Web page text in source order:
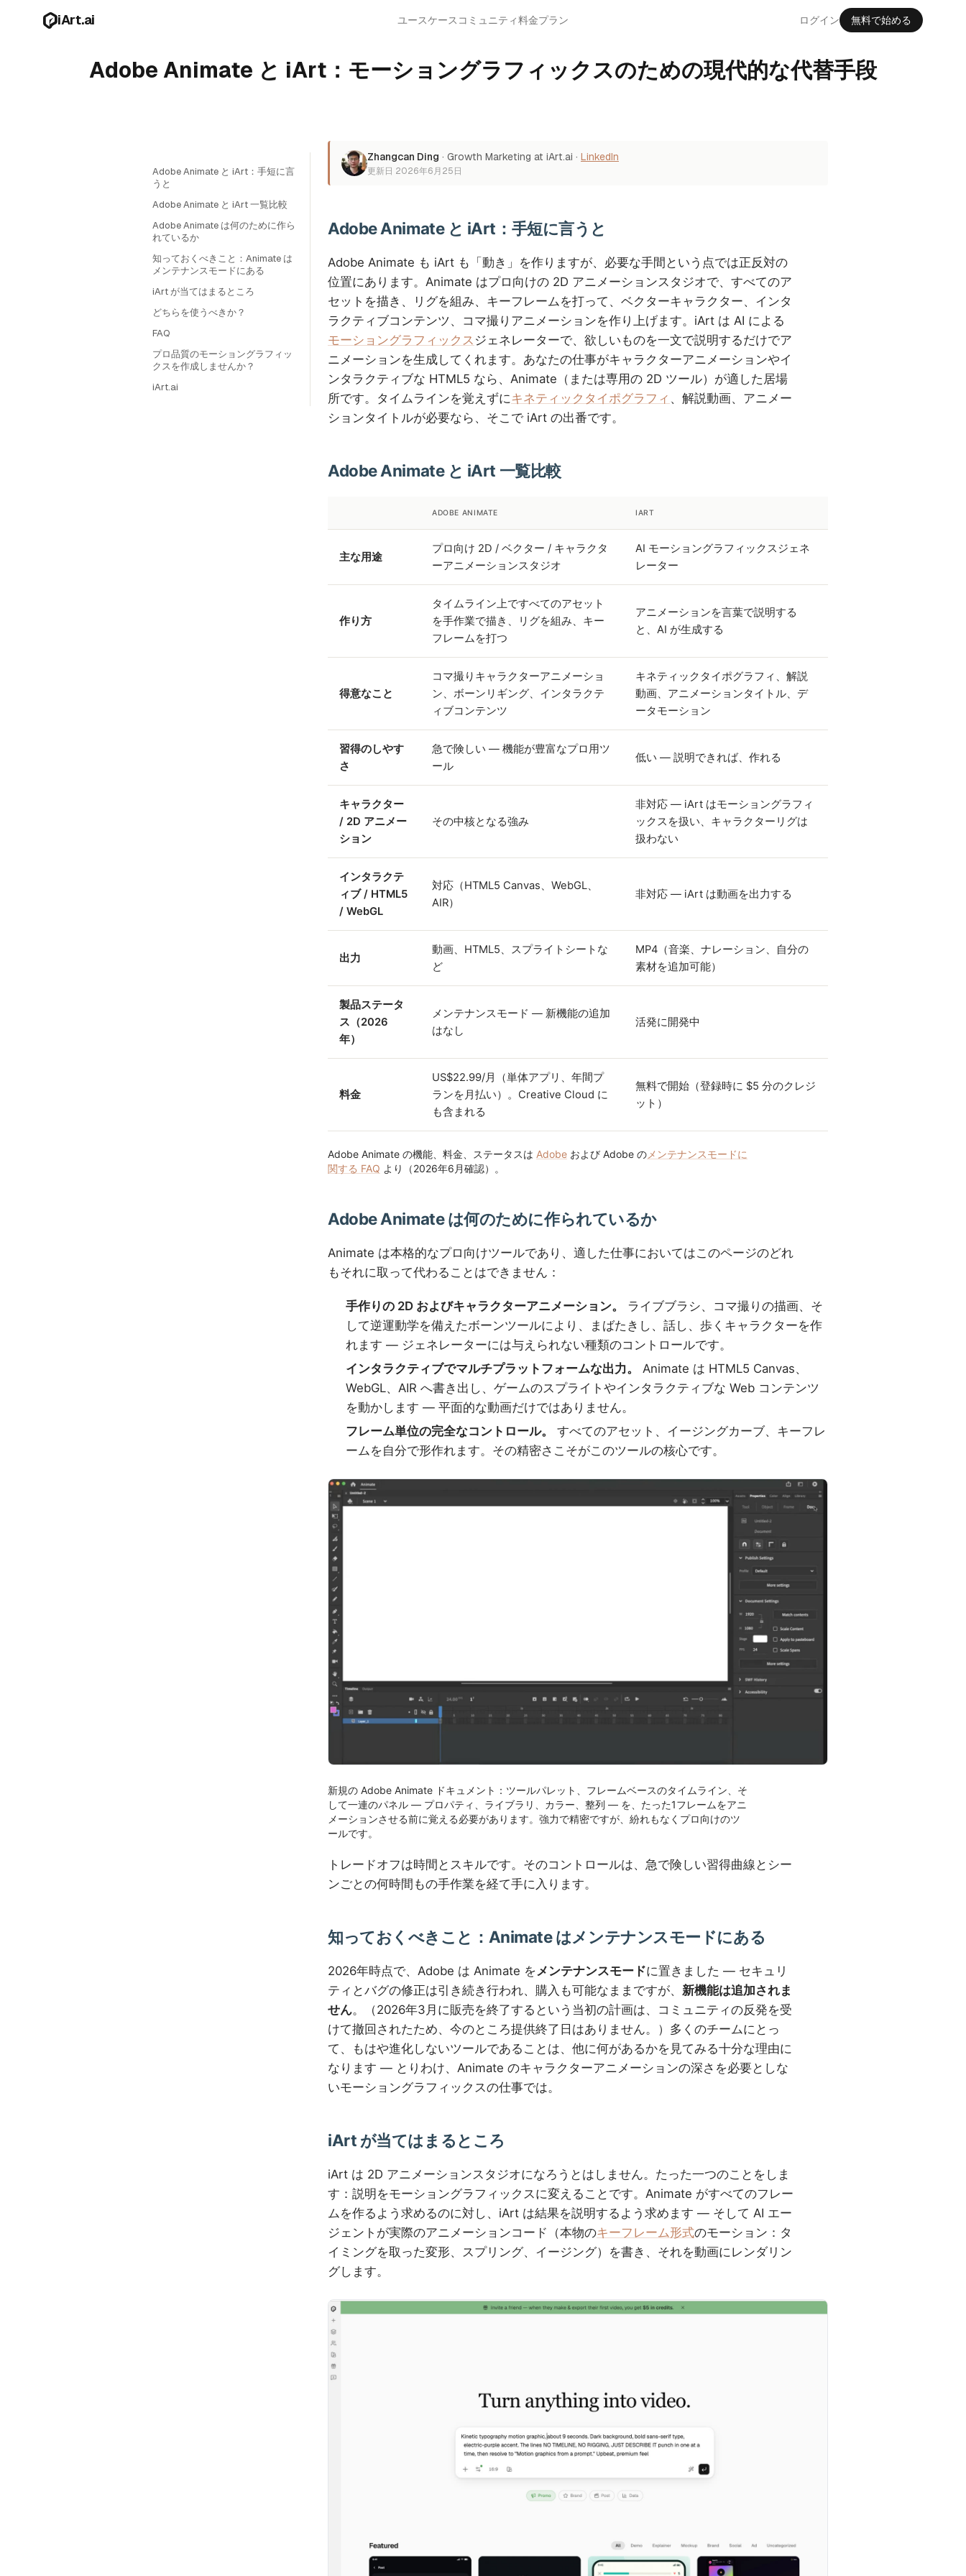
iArt.ai ユースケース コミュニティ料金プラン ログイン 無料で始める
Adobe Animate と iArt：モーショングラフィックスのための現代的な代替手段
Adobe Animate と iArt：手短に言
うと
Adobe Animate と iArt 一覧比較
Adobe Animate は何のために作ら
れているか
知っておくべきこと：Animate は
メンテナンスモードにある
iArt が当てはまるところ
どちらを使うべきか？
FAQ
プロ品質のモーショングラフィッ
クスを作成しませんか？
iArt.ai
Zhangcan Ding · Growth Marketing at iArt.ai · LinkedIn
更新日 2026年6月25日
Adobe Animate と iArt：手短に言うと
Adobe Animate も iArt も「動き」を作りますが、必要な手間という点では正反対の
位置にあります。Animate はプロ向けの 2D アニメーションスタジオで、すべてのア
セットを描き、リグを組み、キーフレームを打って、ベクターキャラクター、インタ
ラクティブコンテンツ、コマ撮りアニメーションを作り上げます。iArt は AI による
モーショングラフィックス ジェネレーターで、欲しいものを一文で説明するだけでア
ニメーションを生成してくれます。あなたの仕事がキャラクターアニメーションやイ
ンタラクティブな HTML5 なら、Animate（または専用の 2D ツール）が適した居場
所です。タイムラインを覚えずにキネティックタイポグラフィ 、解説動画、アニメー
ションタイトルが必要なら、そこで iArt の出番です。
Adobe Animate と iArt 一覧比較
ADOBE ANIMATE IART
主な用途
プロ向け 2D / ベクター / キャラクタ
ーアニメーションスタジオ
AI モーショングラフィックスジェネ
レーター
作り方
タイムライン上ですべてのアセット
を手作業で描き、リグを組み、キー
フレームを打つ
アニメーションを言葉で説明する
と、AI が生成する
得意なこと
コマ撮りキャラクターアニメーショ
ン、ボーンリギング、インタラクテ
ィブコンテンツ
キネティックタイポグラフィ、解説
動画、アニメーションタイトル、デ
ータモーション
習得のしやす
さ
急で険しい — 機能が豊富なプロ用ツ
ール
低い — 説明できれば、作れる
キャラクター
/ 2D アニメー
ション
その中核となる強み
非対応 — iArt はモーショングラフィ
ックスを扱い、キャラクターリグは
扱わない
インタラクテ
ィブ / HTML5
/ WebGL
対応（HTML5 Canvas、WebGL、
AIR）
非対応 — iArt は動画を出力する
出力
動画、HTML5、スプライトシートな
ど
MP4（音楽、ナレーション、自分の
素材を追加可能）
製品ステータ
ス（2026
年）
メンテナンスモード — 新機能の追加
はなし
活発に開発中
料金
US$22.99/月（単体アプリ、年間プ
ランを月払い）。Creative Cloud に
も含まれる
無料で開始（登録時に $5 分のクレジ
ット）
Adobe Animate の機能、料金、ステータスは Adobe および Adobe の メンテナンスモードに
関する FAQ より（2026年6月確認）。
Adobe Animate は何のために作られているか
Animate は本格的なプロ向けツールであり、適した仕事においてはこのページのどれ
もそれに取って代わることはできません：
手作りの 2D およびキャラクターアニメーション。
ライブブラシ、コマ撮りの描画、そ
して逆運動学を備えたボーンツールにより、まばたきし、話し、歩くキャラクターを作
れます — ジェネレーターには与えられない種類のコントロールです。
インタラクティブでマルチプラットフォームな出力。
Animate は HTML5 Canvas、
WebGL、AIR へ書き出し、ゲームのスプライトやインタラクティブな Web コンテンツ
を動かします — 平面的な動画だけではありません。
フレーム単位の完全なコントロール。
すべてのアセット、イージングカーブ、キーフレ
ームを自分で形作れます。その精密さこそがこのツールの核心です。
新規の Adobe Animate ドキュメント：ツールパレット、フレームベースのタイムライン、そ
して一連のパネル — プロパティ、ライブラリ、カラー、整列 — を、たった1フレームをアニ
メーションさせる前に覚える必要があります。強力で精密ですが、紛れもなくプロ向けのツ
ールです。
トレードオフは時間とスキルです。そのコントロールは、急で険しい習得曲線とシー
ンごとの何時間もの手作業を経て手に入ります。
知っておくべきこと：Animate はメンテナンスモードにある
2026年時点で、Adobe は Animate を メンテナンスモードに置きました — セキュリ
ティとバグの修正は引き続き行われ、購入も可能なままですが、 新機能は追加されま
せん。（2026年3月に販売を終了するという当初の計画は、コミュニティの反発を受
けて撤回されたため、今のところ提供終了日はありません。）多くのチームにとっ
て、もはや進化しないツールであることは、他に何があるかを見てみる十分な理由に
なります — とりわけ、Animate のキャラクターアニメーションの深さを必要としな
いモーショングラフィックスの仕事では。
iArt が当てはまるところ
iArt は 2D アニメーションスタジオになろうとはしません。たった一つのことをしま
す：説明をモーショングラフィックスに変えることです。Animate がすべてのフレー
ムを作るよう求めるのに対し、iArt は結果を説明するよう求めます — そして AI エー
ジェントが実際のアニメーションコード（本物のキーフレーム形式のモーション：タ
イミングを取った変形、スプリング、イージング）を書き、それを動画にレンダリン
グします。